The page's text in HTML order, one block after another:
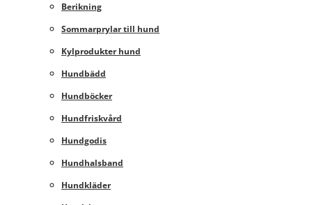
Berikning
Sommarprylar till hund
Kylprodukter hund
Hundbädd
Hundböcker
Hundfriskvård
Hundgodis
Hundhalsband
Hundkläder